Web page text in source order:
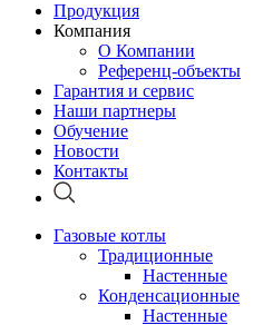
Продукция
Компания
О Компании
Референц-объекты
Гарантия и сервис
Наши партнеры
Обучение
Новости
Контакты
Газовые котлы
Традиционные
Настенные
Конденсационные
Настенные